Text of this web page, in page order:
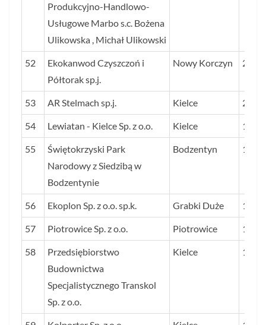
Produkcyjno-Handlowo-
Usługowe Marbo s.c. Bożena
Ulikowska , Michał Ulikowski
52
Ekokanwod Czyszczoń i
Półtorak sp.j.
Nowy Korczyn 203
53 AR Stelmach sp.j. Kielce 201
54 Lewiatan - Kielce Sp. z o.o. Kielce 199
55
Świętokrzyski Park
Narodowy z Siedzibą w
Bodzentynie
Bodzentyn 197
56 Ekoplon Sp. z o.o. sp.k. Grabki Duże 196
57 Piotrowice Sp. z o.o. Piotrowice 193
58
Przedsiębiorstwo
Budownictwa
Specjalistycznego Transkol
Sp. z o.o.
Kielce 193